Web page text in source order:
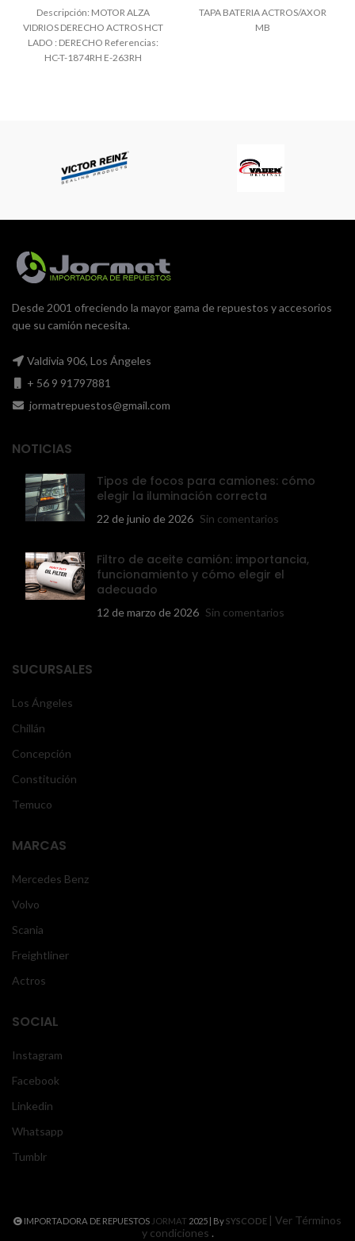
Descripción: MOTOR ALZA
VIDRIOS DERECHO ACTROS HCT
LADO : DERECHO Referencias:
HC-T-1874RH E-263RH
TAPA BATERIA ACTROS/AXOR
MB
Desde 2001 ofreciendo la mayor gama de repuestos y accesorios
que su camión necesita.
Valdivia 906, Los Ángeles
+ 56 9 91797881
jormatrepuestos@gmail.com
NOTICIAS
Tipos de focos para camiones: cómo
elegir la iluminación correcta
22 de junio de 2026 Sin comentarios
Filtro de aceite camión: importancia,
funcionamiento y cómo elegir el
adecuado
12 de marzo de 2026 Sin comentarios
SUCURSALES
Los Ángeles
Chillán
Concepción
Constitución
Temuco
MARCAS
Mercedes Benz
Volvo
Scania
Freightliner
Actros
SOCIAL
Instagram
Facebook
Linkedin
Whatsapp
Tumblr
IMPORTADORA DE REPUESTOS JORMAT 2025 | BySYSCODE | Ver Términos
y condiciones .